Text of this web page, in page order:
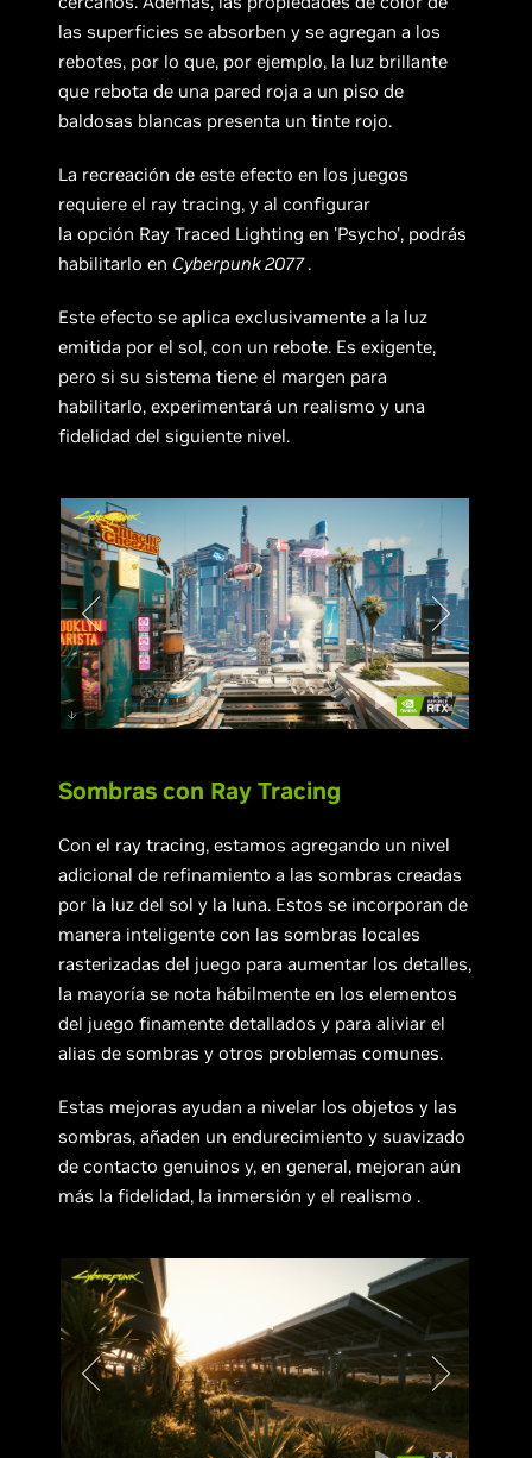
las superficies se absorben y se agregan a los
rebotes, por lo que, por ejemplo, la luz brillante
que rebota de una pared roja a un piso de
baldosas blancas presenta un tinte rojo.
La recreación de este efecto en los juegos
requiere el ray tracing, y al configurar
la opción Ray Traced Lighting en 'Psycho', podrás
habilitarlo en Cyberpunk 2077.
Este efecto se aplica exclusivamente a la luz
emitida por el sol, con un rebote. Es exigente,
pero si su sistema tiene el margen para
habilitarlo, experimentará un realismo y una
fidelidad del siguiente nivel.
Sombras con Ray Tracing
Con el ray tracing, estamos agregando un nivel
adicional de refinamiento a las sombras creadas
por la luz del sol y la luna. Estos se incorporan de
manera inteligente con las sombras locales
rasterizadas del juego para aumentar los detalles,
la mayoría se nota hábilmente en los elementos
del juego finamente detallados y para aliviar el
alias de sombras y otros problemas comunes.
Estas mejoras ayudan a nivelar los objetos y las
sombras, añaden un endurecimiento y suavizado
de contacto genuinos y, en general, mejoran aún
más la fidelidad, la inmersión y el realismo .